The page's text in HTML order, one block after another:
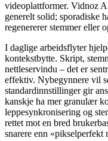
videoplattformer. Vidnoz
generelt solid; sporadiske
regenererer stemmer eller
I daglige arbeidsflyter
kontekstbytte. Skript,
nettleservindu – det er
effektiv. Nybegynnere vil
standardinnstillinger gir
kanskje ha mer granulær
leppesynkronisering og
rettet mot en bred
snarere enn